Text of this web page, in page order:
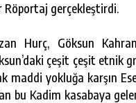
Röportaj gerçekleştirdi.
Hurç, Göksun
çeşit çeşit etnik
maddi yokluğa karşın
bu Kadim kasabaya
KUR’AN KURSU